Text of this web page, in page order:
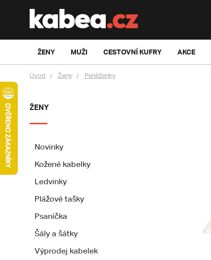
ŽENY MUŽI CESTOVNÍ KUFRY AKCE
Úvod Ženy Peněženky
ŽENY
Novinky
Kožené kabelky
Ledvinky
Plážové tašky
Psaníčka
Šály a šátky
Výprodej kabelek